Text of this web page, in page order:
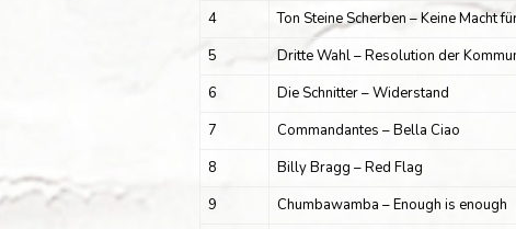
4
Ton Steine Scherben – Keine Macht
5
Dritte Wahl – Resolution der
6
Die Schnitter – Widerstand
7
Commandantes – Bella Ciao
8
Billy Bragg – Red Flag
9
Chumbawamba – Enough is enough